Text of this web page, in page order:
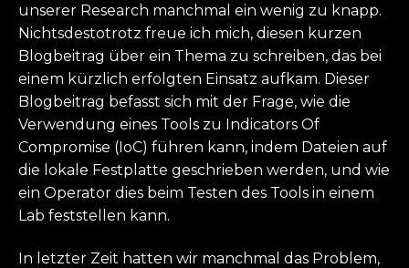
unserer Research manchmal ein wenig zu knapp.
Nichtsdestotrotz freue ich mich, diesen kurzen
Blogbeitrag über ein Thema zu schreiben, das bei
einem kürzlich erfolgten Einsatz aufkam. Dieser
Blogbeitrag befasst sich mit der Frage, wie die
Verwendung eines Tools zu Indicators Of
Compromise (IoC) führen kann, indem Dateien auf
die lokale Festplatte geschrieben werden, und wie
ein Operator dies beim Testen des Tools in einem
Lab feststellen kann.
In letzter Zeit hatten wir manchmal das Problem,